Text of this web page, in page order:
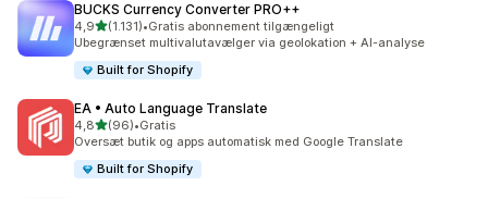
BUCKS Currency Converter PRO++
4,9ud af 5 stjerner
(1.131)
1131 anmeldelser i alt
•Gratis abonnement tilgængeligt
Ubegrænset multivalutavælger via geolokation + AI-analyse
Built for Shopify
EA • Auto Language Translate
4,8ud af 5 stjerner
(96)
96 anmeldelser i alt
•Gratis
Oversæt butik og apps automatisk med Google Translate
Built for Shopify